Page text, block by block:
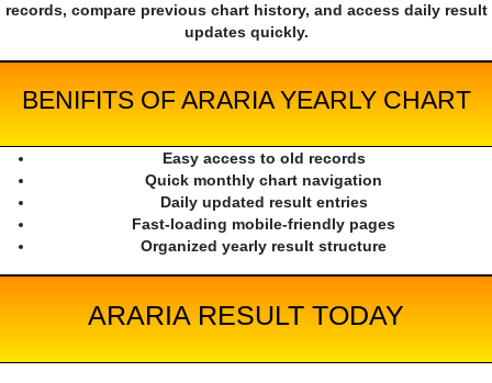
records, compare previous chart history, and access daily result
updates quickly.
BENIFITS OF ARARIA YEARLY CHART
Easy access to old records
Quick monthly chart navigation
Daily updated result entries
Fast-loading mobile-friendly pages
Organized yearly result structure
ARARIA RESULT TODAY